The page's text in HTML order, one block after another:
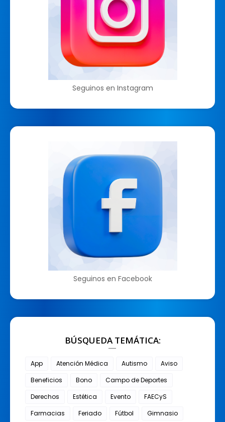
Seguinos en Instagram
Seguinos en Facebook
BÚSQUEDA TEMÁTICA:
App Atención Médica Autismo
Aviso
Beneficios
Bono
Campo de Deportes
Derechos
Estética Evento
FAECyS
Farmacias
Feriado Fútbol
Gimnasio